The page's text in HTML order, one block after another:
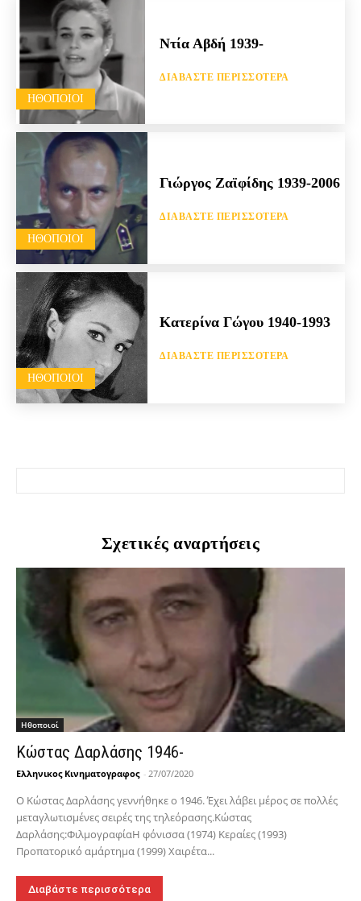
HΘΟΠΟΙΟΊ
Ντία Αβδή 1939-
ΔΙΑΒΆΣΤΕ ΠΕΡΙΣΣΌΤΕΡΑ
HΘΟΠΟΙΟΊ
Γιώργος Ζαϊφίδης 1939-2006
ΔΙΑΒΆΣΤΕ ΠΕΡΙΣΣΌΤΕΡΑ
HΘΟΠΟΙΟΊ
Κατερίνα Γώγου 1940-1993
ΔΙΑΒΆΣΤΕ ΠΕΡΙΣΣΌΤΕΡΑ
Σχετικές αναρτήσεις
Hθοποιοί
Κώστας Δαρλάσης 1946-
Ελληνικος Κινηματογραφος - 27/07/2020
Ο Κώστας Δαρλάσης γεννήθηκε ο 1946. Έχει λάβει μέρος σε πολλές
μεταγλωτισμένες σειρές της τηλεόρασης.Κώστας
Δαρλάσης:ΦιλμογραφίαΗ φόνισσα (1974) Κεραίες (1993)
Προπατορικό αμάρτημα (1999) Χαιρέτα...
Διαβάστε περισσότερα